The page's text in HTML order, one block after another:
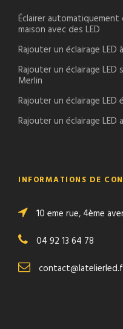
Éclairer automatiquement
maison avec des LED
Rajouter un éclairage LED
Rajouter un éclairage
Merlin
Rajouter un éclairage
Rajouter un éclairage
INFORMATIONS DE
10 eme rue, 4ème
04 92 13 64 78